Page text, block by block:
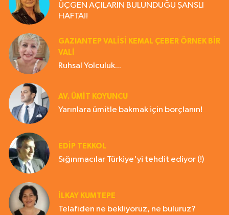
ÜÇGEN AÇILARIN BULUNDUĞU ŞANSLI
HAFTA!!
GAZIANTEP VALISI KEMAL ÇEBER ÖRNEK BİR
VALİ
Ruhsal Yolculuk...
AV. ÜMIT KOYUNCU
Yarınlara ümitle bakmak için borçlanın!
EDIP TEKKOL
Sığınmacılar Türkiye'yi tehdit ediyor (!)
İLKAY KUMTEPE
Telafiden ne bekliyoruz, ne buluruz?